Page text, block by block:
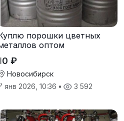
Куплю порошки цветных
металлов оптом
10 ₽
Новосибирск
7 янв 2026, 10:36 • 3 592